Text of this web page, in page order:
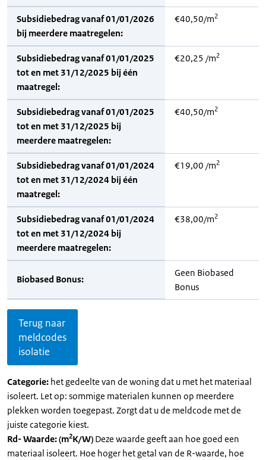
Subsidiebedrag vanaf 01/01/2026
bij meerdere maatregelen:
€40,50/m2
Subsidiebedrag vanaf 01/01/2025
tot en met 31/12/2025 bij één
maatregel:
€20,25 /m2
Subsidiebedrag vanaf 01/01/2025
tot en met 31/12/2025 bij
meerdere maatregelen:
€40,50/m2
Subsidiebedrag vanaf 01/01/2024
tot en met 31/12/2024 bij één
maatregel:
€19,00 /m2
Subsidiebedrag vanaf 01/01/2024
tot en met 31/12/2024 bij
meerdere maatregelen:
€38,00/m2
Biobased Bonus:
Geen Biobased
Bonus
Terug naar
meldcodes
isolatie
Categorie: het gedeelte van de woning dat u met het materiaal
isoleert. Let op: sommige materialen kunnen op meerdere
plekken worden toegepast. Zorgt dat u de meldcode met de
juiste categorie kiest.
Rd- Waarde: (m2K/W) Deze waarde geeft aan hoe goed een
materiaal isoleert. Hoe hoger het getal van de R-waarde, hoe